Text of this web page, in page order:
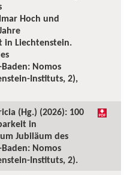
Hoch und
in Liechtenstein.
Nomos
Instituts, 2),
(Hg.) (2026): 100
in
Jubiläum des
Nomos
Instituts, 2).